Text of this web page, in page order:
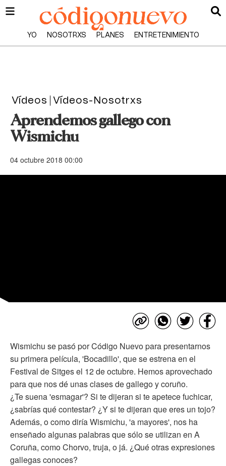
YO NOSOTRXS PLANES ENTRETENIMIENTO
Vídeos Vídeos-Nosotrxs
Aprendemos gallego con
Wismichu
04 octubre 2018 00:00
Wismichu se pasó por Código Nuevo para presentarnos
su primera película, 'Bocadillo', que se estrena en el
Festival de Sitges el 12 de octubre. Hemos aprovechado
para que nos dé unas clases de gallego y coruño.
¿Te suena 'esmagar'? Si te dijeran si te apetece fuchicar,
¿sabrías qué contestar? ¿Y si te dijeran que eres un tojo?
Además, o como diría Wismichu, 'a mayores', nos ha
enseñado algunas palabras que sólo se utilizan en A
Coruña, como Chorvo, truja, o já. ¿Qué otras expresiones
gallegas conoces?